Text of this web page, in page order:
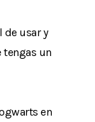
de usar y
un
en